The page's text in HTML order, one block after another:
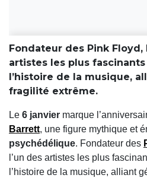
Fondateur des Pink
artistes les plus
l’histoire de la musique,
fragilité extrême.
Le 6 janvier marque
Barrett, une figure mythique et
psychédélique. Fondateur des
l’un des artistes les plus
l’histoire de la musique, alliant